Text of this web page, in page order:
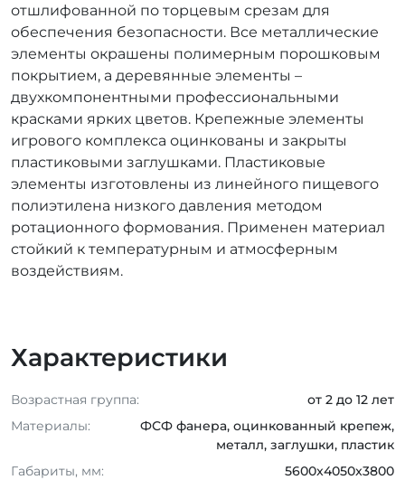
отшлифованной по торцевым срезам для
обеспечения безопасности. Все металлические
элементы окрашены полимерным порошковым
покрытием, а деревянные элементы –
двухкомпонентными профессиональными
красками ярких цветов. Крепежные элементы
игрового комплекса оцинкованы и закрыты
пластиковыми заглушками. Пластиковые
элементы изготовлены из линейного пищевого
полиэтилена низкого давления методом
ротационного формования. Применен материал
стойкий к температурным и атмосферным
воздействиям.
Характеристики
Возрастная группа:
от 2 до 12 лет
Материалы:
ФСФ фанера, оцинкованный крепеж,
металл, заглушки, пластик
Габариты, мм:
5600x4050x3800